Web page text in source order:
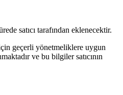
satıcı tarafından eklenecektir.
geçerli yönetmeliklere uygun
ve bu bilgiler satıcının